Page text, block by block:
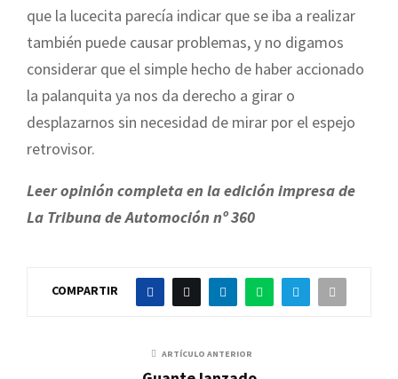
que la lucecita parecía indicar que se iba a realizar
también puede causar problemas, y no digamos
considerar que el simple hecho de haber accionado
la palanquita ya nos da derecho a girar o
desplazarnos sin necesidad de mirar por el espejo
retrovisor.
Leer opinión completa en la edición impresa de
La Tribuna de Automoción nº 360
COMPARTIR
ARTÍCULO ANTERIOR